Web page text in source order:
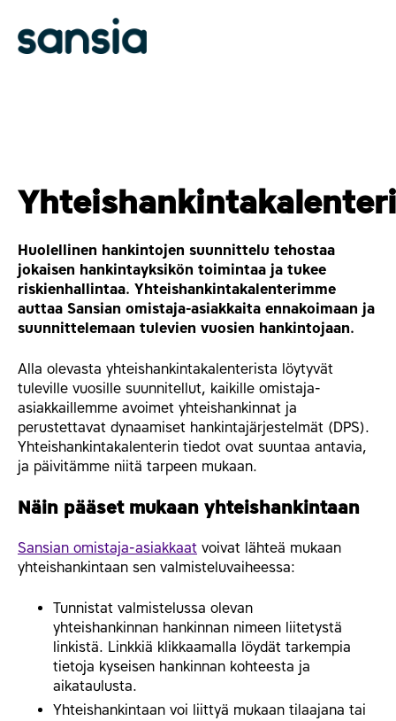
Yhteishankintakalenteri
Huolellinen hankintojen suunnittelu tehostaa
jokaisen hankintayksikön toimintaa ja tukee
riskienhallintaa. Yhteishankintakalenterimme
auttaa Sansian omistaja-asiakkaita ennakoimaan ja
suunnittelemaan tulevien vuosien hankintojaan.
Alla olevasta yhteishankintakalenterista löytyvät
tuleville vuosille suunnitellut, kaikille omistaja-
asiakkaillemme avoimet yhteishankinnat ja
perustettavat dynaamiset hankintajärjestelmät (DPS).
Yhteishankintakalenterin tiedot ovat suuntaa antavia,
ja päivitämme niitä tarpeen mukaan.
Näin pääset mukaan yhteishankintaan
Sansian omistaja-asiakkaat voivat lähteä mukaan
yhteishankintaan sen valmisteluvaiheessa:
Tunnistat valmistelussa olevan
yhteishankinnan hankinnan nimeen liitetystä
linkistä. Linkkiä klikkaamalla löydät tarkempia
tietoja kyseisen hankinnan kohteesta ja
aikataulusta.
Yhteishankintaan voi liittyä mukaan tilaajana tai